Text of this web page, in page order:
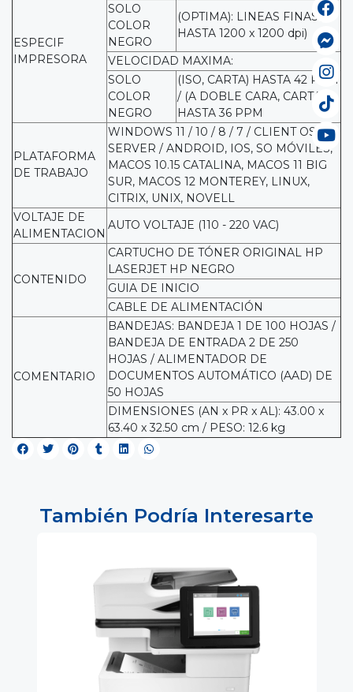
ESPECIF
IMPRESORA
SOLO
COLOR
NEGRO
(OPTIMA): LINEAS FINAS /
HASTA 1200 x 1200 dpi)
VELOCIDAD MAXIMA:
SOLO
COLOR
NEGRO
(ISO, CARTA) HASTA 42 PPM
/ (A DOBLE CARA, CARTA):
HASTA 36 PPM
PLATAFORMA
DE TRABAJO
WINDOWS 11 / 10 / 8 / 7 / CLIENT OS /
SERVER / ANDROID, IOS, SO MÓVILES,
MACOS 10.15 CATALINA, MACOS 11 BIG
SUR, MACOS 12 MONTEREY, LINUX,
CITRIX, UNIX, NOVELL
VOLTAJE DE
ALIMENTACION
AUTO VOLTAJE (110 - 220 VAC)
CONTENIDO
CARTUCHO DE TÓNER ORIGINAL HP
LASERJET HP NEGRO
GUIA DE INICIO
CABLE DE ALIMENTACIÓN
COMENTARIO
BANDEJAS: BANDEJA 1 DE 100 HOJAS /
BANDEJA DE ENTRADA 2 DE 250
HOJAS / ALIMENTADOR DE
DOCUMENTOS AUTOMÁTICO (AAD) DE
50 HOJAS
DIMENSIONES (AN x PR x AL): 43.00 x
63.40 x 32.50 cm / PESO: 12.6 kg
También Podría Interesarte